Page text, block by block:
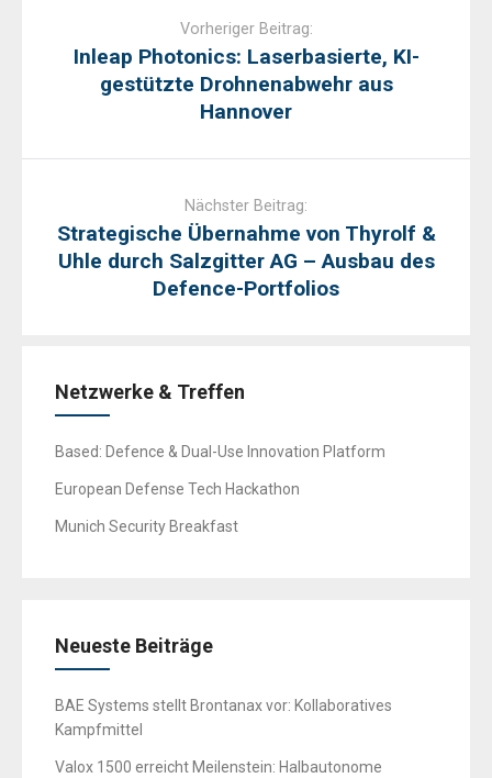
Vorheriger Beitrag:
Inleap Photonics: Laserbasierte, KI-
gestützte Drohnenabwehr aus
Hannover
Nächster Beitrag:
Strategische Übernahme von Thyrolf &
Uhle durch Salzgitter AG – Ausbau des
Defence-Portfolios
Netzwerke & Treffen
Based: Defence & Dual-Use Innovation Platform
European Defense Tech Hackathon
Munich Security Breakfast
Neueste Beiträge
BAE Systems stellt Brontanax vor: Kollaboratives
Kampfmittel
Valox 1500 erreicht Meilenstein: Halbautonome